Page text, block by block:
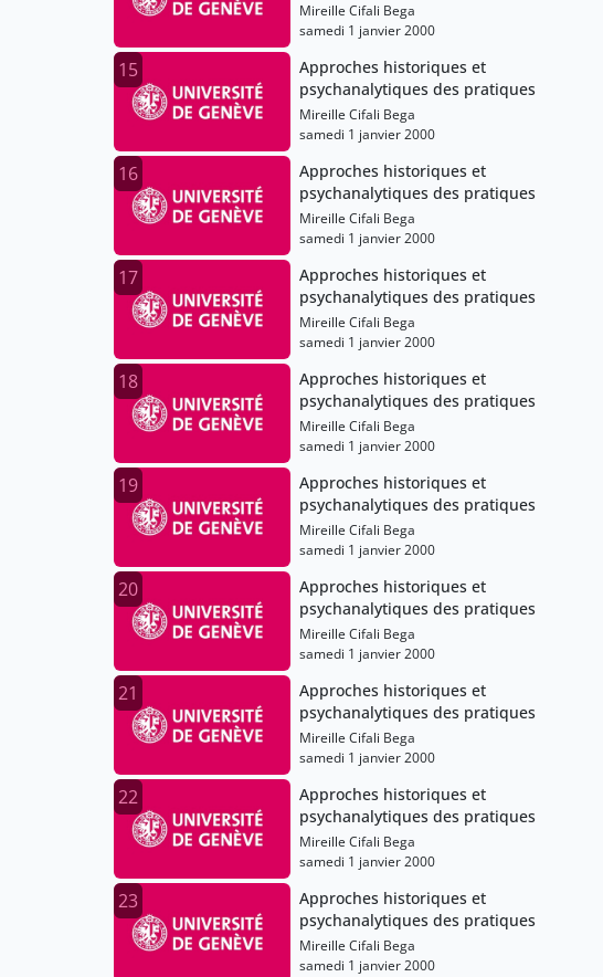
Mireille Cifali Bega
samedi 1 janvier 2000
15
Approches historiques et
psychanalytiques des pratiques
Mireille Cifali Bega
samedi 1 janvier 2000
16
Approches historiques et
psychanalytiques des pratiques
Mireille Cifali Bega
samedi 1 janvier 2000
17
Approches historiques et
psychanalytiques des pratiques
Mireille Cifali Bega
samedi 1 janvier 2000
18
Approches historiques et
psychanalytiques des pratiques
Mireille Cifali Bega
samedi 1 janvier 2000
19
Approches historiques et
psychanalytiques des pratiques
Mireille Cifali Bega
samedi 1 janvier 2000
20
Approches historiques et
psychanalytiques des pratiques
Mireille Cifali Bega
samedi 1 janvier 2000
21
Approches historiques et
psychanalytiques des pratiques
Mireille Cifali Bega
samedi 1 janvier 2000
22
Approches historiques et
psychanalytiques des pratiques
Mireille Cifali Bega
samedi 1 janvier 2000
23
Approches historiques et
psychanalytiques des pratiques
Mireille Cifali Bega
samedi 1 janvier 2000